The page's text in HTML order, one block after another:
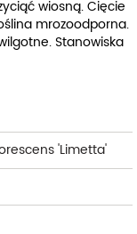
wiosną. Cięcie
mrozoodporna.
Stanowiska
'Limetta'